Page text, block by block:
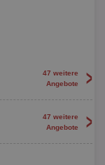
47 weitere
Angebote
>
47 weitere
Angebote
>